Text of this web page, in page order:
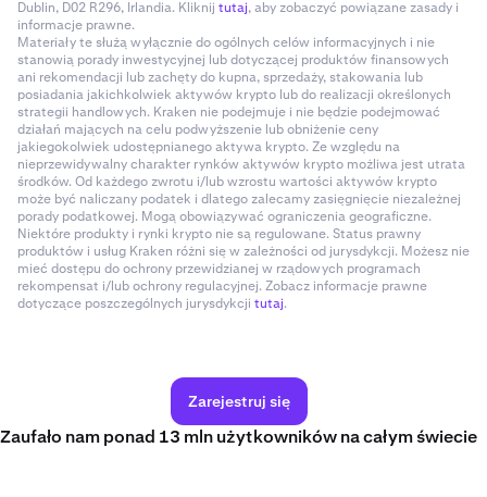
Zarejestruj się
Zaufało nam ponad 13 mln użytkowników na całym świecie
Dublin, D02 R296, Irlandia. Kliknij tutaj, aby zobaczyć powiązane zasady i
informacje prawne.
Materiały te służą wyłącznie do ogólnych celów informacyjnych i nie
stanowią porady inwestycyjnej lub dotyczącej produktów finansowych
ani rekomendacji lub zachęty do kupna, sprzedaży, stakowania lub
posiadania jakichkolwiek aktywów krypto lub do realizacji określonych
strategii handlowych. Kraken nie podejmuje i nie będzie podejmować
działań mających na celu podwyższenie lub obniżenie ceny
jakiegokolwiek udostępnianego aktywa krypto. Ze względu na
nieprzewidywalny charakter rynków aktywów krypto możliwa jest utrata
środków. Od każdego zwrotu i/lub wzrostu wartości aktywów krypto
może być naliczany podatek i dlatego zalecamy zasięgnięcie niezależnej
porady podatkowej. Mogą obowiązywać ograniczenia geograficzne.
Niektóre produkty i rynki krypto nie są regulowane. Status prawny
produktów i usług Kraken różni się w zależności od jurysdykcji. Możesz nie
mieć dostępu do ochrony przewidzianej w rządowych programach
rekompensat i/lub ochrony regulacyjnej. Zobacz informacje prawne
dotyczące poszczególnych jurysdykcji tutaj.